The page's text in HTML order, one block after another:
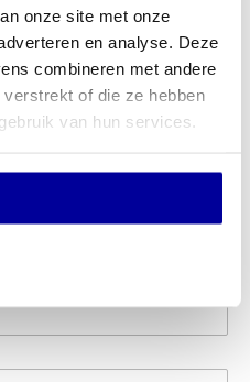
onze site met onze
en analyse. Deze
combineren met andere
of die ze hebben
van hun services.